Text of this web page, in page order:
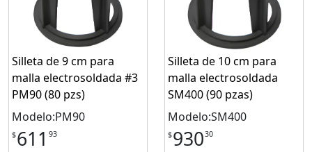
Silleta de 9 cm para
malla electrosoldada #3
PM90 (80 pzs)
Modelo:PM90
$611 93
Silleta de 10 cm para
malla electrosoldada
SM400 (90 pzas)
Modelo:SM400
$93030